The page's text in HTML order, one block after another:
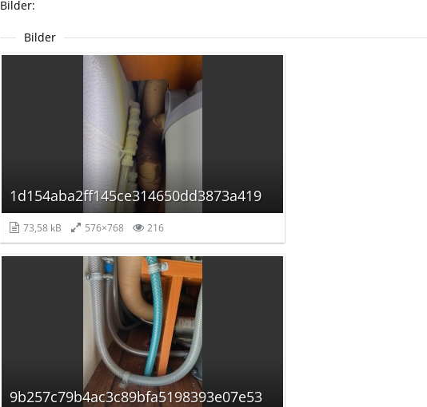
Bilder:
Bilder
1d154aba2ff145ce314650dd3873a419
73,58 kB 576×768 216
9b257c79b4ac3c89bfa5198393e07e53